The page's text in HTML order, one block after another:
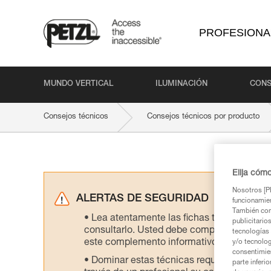
MUNDO VERTICAL ILUMINACIÓN
Consejos técnicos Consejos técnicos por producto
ALERTAS DE SEGURIDAD
Lea atentamente las fichas técnicas de
consultarlo. Usted debe comprender la
este complemento informativo.
Dominar estas técnicas requiere una
Elija
Nosotros
También
tecnologías
y/o
parte